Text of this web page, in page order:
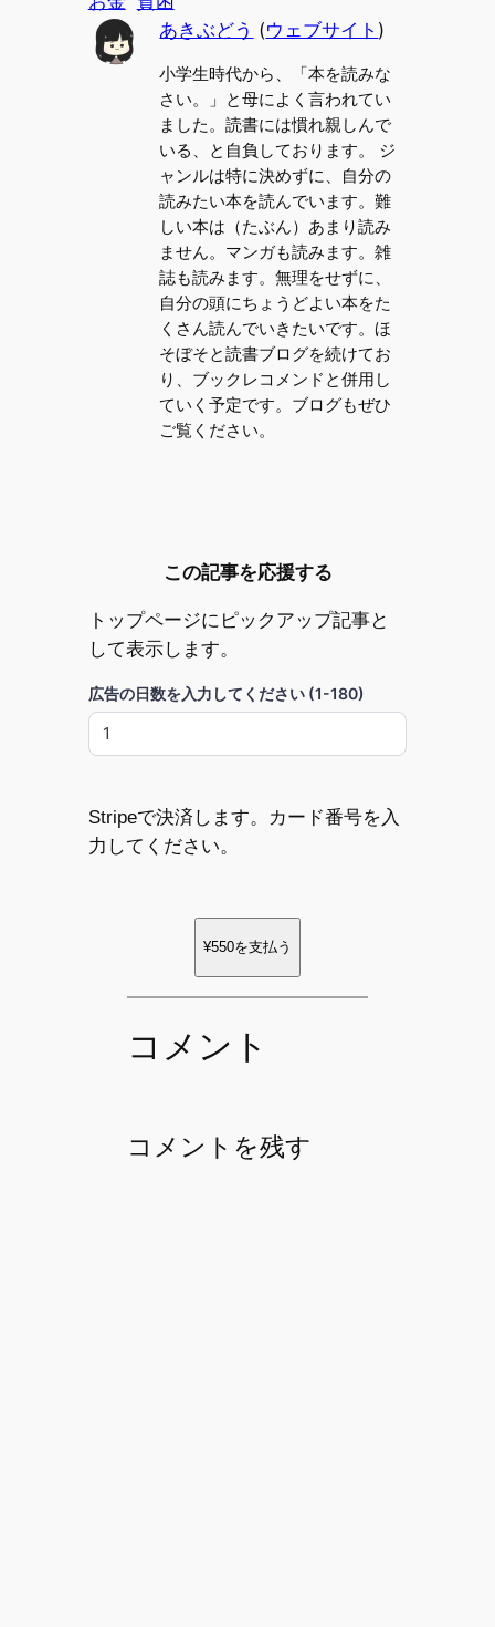
あきぶどう (ウェブサイト )
小学生時代から、「本を読みな
さい。」と母によく言われてい
ました。読書には慣れ親しんで
いる、と自負しております。 ジ
ャンルは特に決めずに、自分の
読みたい本を読んでいます。難
しい本は（たぶん）あまり読み
ません。マンガも読みます。雑
誌も読みます。無理をせずに、
自分の頭にちょうどよい本をた
くさん読んでいきたいです。ほ
そぼそと読書ブログを続けてお
り、ブックレコメンドと併用し
ていく予定です。ブログもぜひ
ご覧ください。
この記事を応援する
トップページにピックアップ記事と
して表示します。
広告の日数を入力してください (1-180)
Stripeで決済します。カード番号を入
力してください。
¥550を支払う
コメント
コメントを残す